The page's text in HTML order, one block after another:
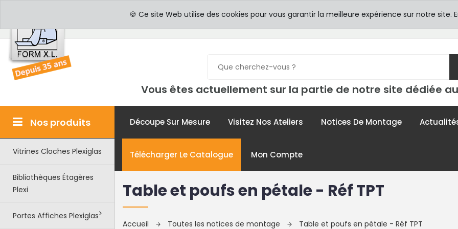
PROFESSIONNELS PARTICULIERS 8h00 -
Vous êtes actuellement sur la partie de notre site dédiée
Nos produits
Vitrines Cloches Plexiglas
Bibliothèques Étagères
Plexi
Portes Affiches Plexiglas
Découpe Sur Mesure Visitez Nos Ateliers Notices De Montage
Télécharger Le Catalogue Mon Compte
Table et poufs en pétale - Réf TPT
Accueil Toutes les notices de montage Table et poufs en pétale - Réf TPT
🍪 Ce site Web utilise des cookies pour vous garantir la meilleure expérience sur notre site.